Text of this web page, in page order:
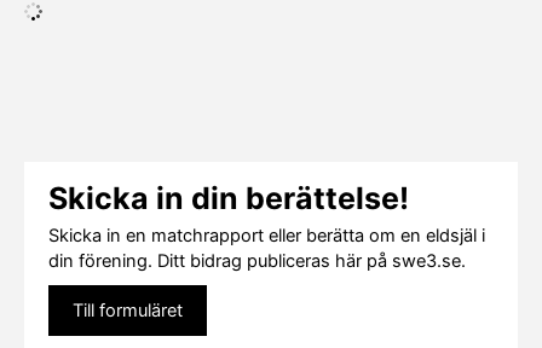
Skicka in din berättelse!
Skicka in en matchrapport eller berätta om en eldsjäl i
din förening. Ditt bidrag publiceras här på swe3.se.
Till formuläret